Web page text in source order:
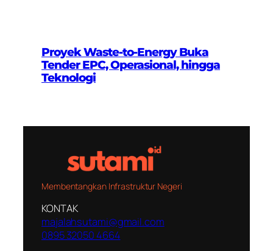
Proyek Waste-to-Energy Buka
Tender EPC, Operasional, hingga
Teknologi
Membentangkan Infrastruktur Negeri
KONTAK
majalahsutami@gmail.com
0895 32050 4664